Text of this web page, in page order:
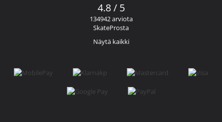
4.8 / 5
134942 arviota
SkateProsta
Näytä kaikki